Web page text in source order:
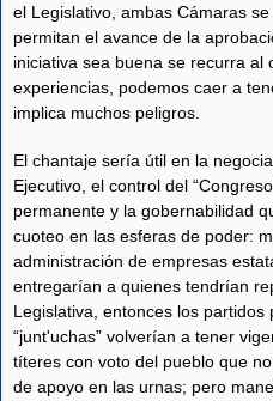
el Legislativo, ambas Cámaras
permitan el avance de la
iniciativa sea buena se recurra al
experiencias, podemos caer a
implica muchos peligros.
El chantaje sería útil en la
Ejecutivo, el control del
permanente y la gobernabilidad
cuoteo en las esferas de poder:
administración de empresas
entregarían a quienes tendrían
Legislativa, entonces los partidos
“junt'uchas” volverían a tener
títeres con voto del pueblo que
de apoyo en las urnas; pero